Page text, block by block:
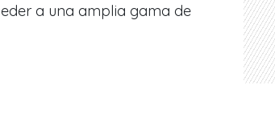
a una amplia gama de